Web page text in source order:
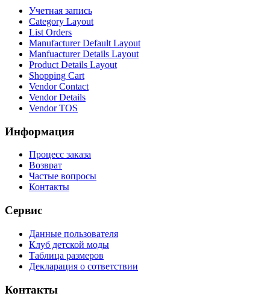
Учетная запись
Category Layout
List Orders
Manufacturer Default Layout
Manfuacturer Details Layout
Product Details Layout
Shopping Cart
Vendor Contact
Vendor Details
Vendor TOS
Информация
Процесс заказа
Возврат
Частые вопросы
Контакты
Сервис
Данные пользователя
Клуб детской моды
Таблица размеров
Декларация о сответствии
Контакты